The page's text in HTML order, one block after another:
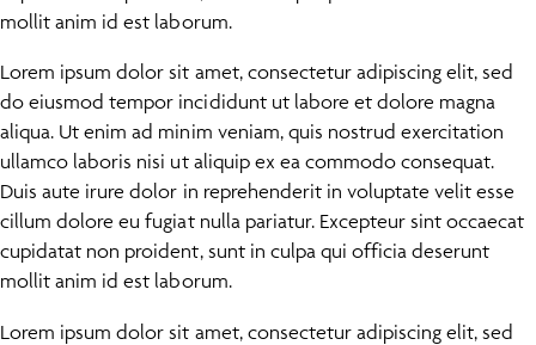
mollit anim id est laborum.
Lorem ipsum dolor sit amet, consectetur adipiscing elit, sed
do eiusmod tempor incididunt ut labore et dolore magna
aliqua. Ut enim ad minim veniam, quis nostrud exercitation
ullamco laboris nisi ut aliquip ex ea commodo consequat.
Duis aute irure dolor in reprehenderit in voluptate velit esse
cillum dolore eu fugiat nulla pariatur. Excepteur sint occaecat
cupidatat non proident, sunt in culpa qui officia deserunt
mollit anim id est laborum.
Lorem ipsum dolor sit amet, consectetur adipiscing elit, sed